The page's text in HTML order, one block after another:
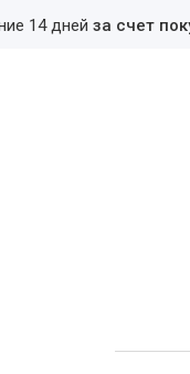
14 днейза счет